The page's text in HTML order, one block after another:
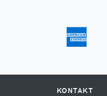
KONTAKT